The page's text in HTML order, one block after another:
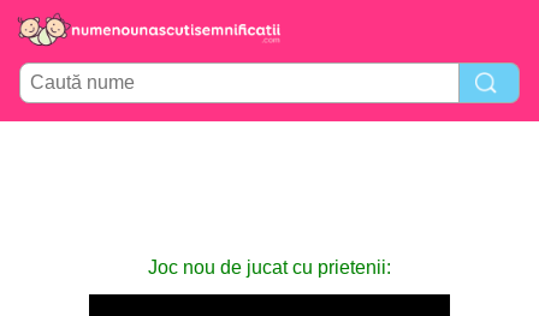
Joc nou de jucat cu prietenii: